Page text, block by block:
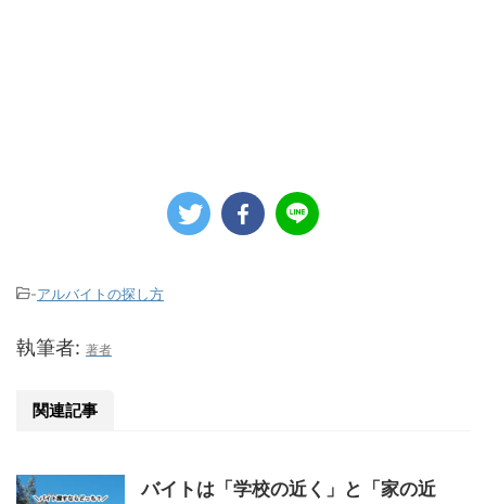
-アルバイトの探し方
執筆者: 著者
関連記事
バイトは「学校の近く」と「家の近